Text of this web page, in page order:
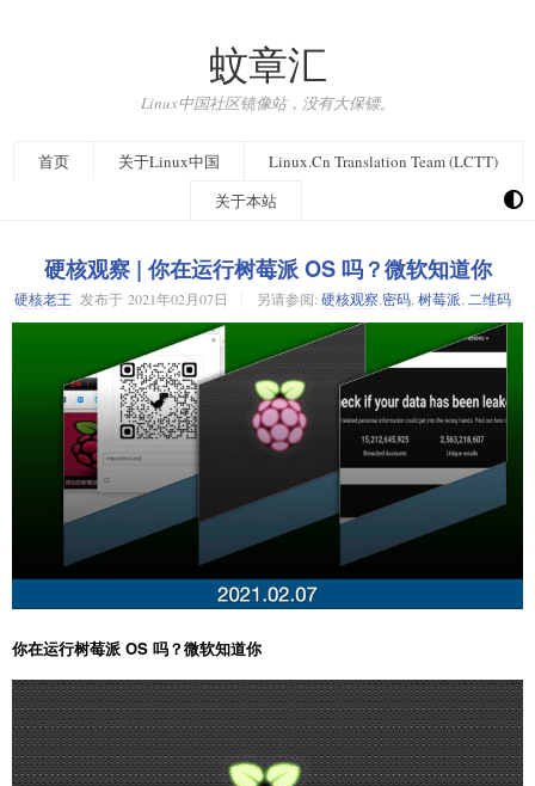
蚊章汇
Linux中国社区镜像站，没有大保镖。
首页 关于Linux中国
Linux.Cn Translation Team (LCTT)
关于本站
硬核观察 | 你在运行树莓派 OS 吗？微软知道你
硬核老王 发布于 2021年02月07日 另请参阅: 硬核观察 密码 树莓派 二维码
你在运行树莓派 OS 吗？微软知道你